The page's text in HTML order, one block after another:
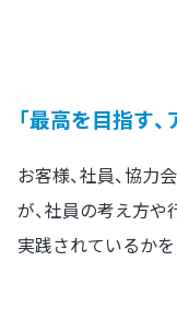
「最高を目指す、
お客様、社員、協⼒
が、社員の考え⽅や
実践されているかを